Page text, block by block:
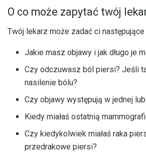
O co może zapytać twój
Twój lekarz może zadać ci następujące
Jakie masz objawy i jak długo je
Czy odczuwasz ból piersi? Jeśli
nasilenie bólu?
Czy objawy występują w jednej
Kiedy miałaś ostatnią
Czy kiedykolwiek miałaś raka
przedrakowe piersi?